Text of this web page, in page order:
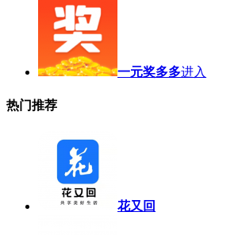
一元奖多多进入
热门推荐
花又回